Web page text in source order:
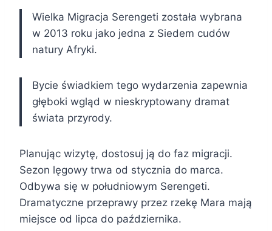
Wielka Migracja Serengeti została wybrana
w 2013 roku jako jedna z Siedem cudów
natury Afryki.
Bycie świadkiem tego wydarzenia zapewnia
głęboki wgląd w nieskryptowany dramat
świata przyrody.
Planując wizytę, dostosuj ją do faz migracji.
Sezon lęgowy trwa od stycznia do marca.
Odbywa się w południowym Serengeti.
Dramatyczne przeprawy przez rzekę Mara mają
miejsce od lipca do października.